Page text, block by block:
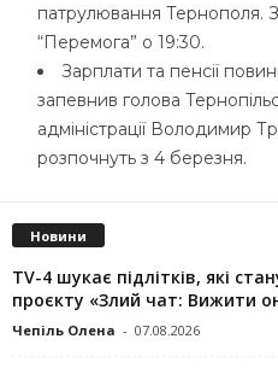
патрулювання Тернополя.
“Перемога” о 19:30.
Зарплати та пенсії
запевнив голова
адміністрації Володимир
розпочнуть з 4 березня.
Новини
TV-4 шукає підлітків, які
проєкту «Злий чат: Вижити
Чепіль Олена - 07.08.2026